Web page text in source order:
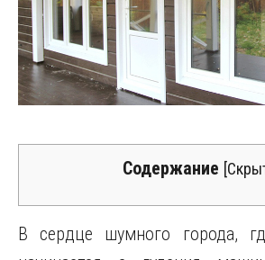
Содержание [
В сердце шумного города,